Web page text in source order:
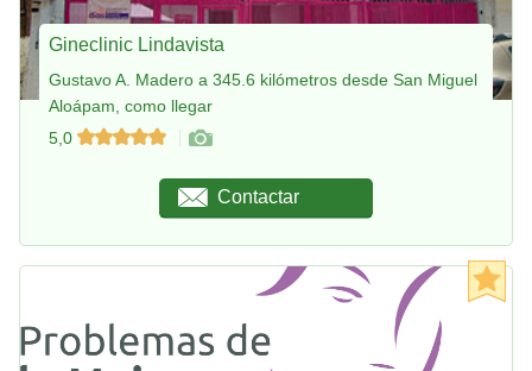
Gineclinic Lindavista
Gustavo A. Madero a 345.6 kilómetros desde San Miguel
Aloápam, como llegar
5,0
Contactar